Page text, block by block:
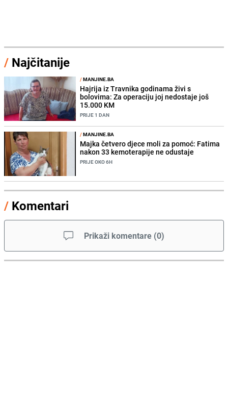
/ Najčitanije
/MANJINE.BA
Hajrija iz Travnika godinama živi s
bolovima: Za operaciju joj nedostaje još
15.000 KM
PRIJE 1 DAN
/MANJINE.BA
Majka četvero djece moli za pomoć: Fatima
nakon 33 kemoterapije ne odustaje
PRIJE OKO 6H
/ Komentari
Prikaži komentare (0)